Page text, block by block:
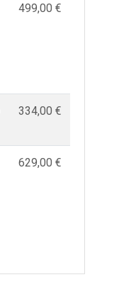
499,00 €
334,00 €
629,00 €